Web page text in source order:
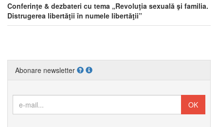
Conferinţe & dezbateri cu tema „Revoluţia sexuală şi familia.
Distrugerea libertăţii în numele libertăţii”
Abonare newsletter